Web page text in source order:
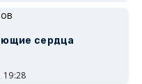
сердца
19:28